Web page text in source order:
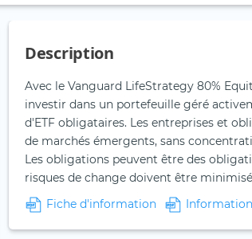
Description
Avec le Vanguard LifeStrategy 80%
investir dans un portefeuille géré
d'ETF obligataires. Les entreprises et
de marchés émergents, sans
Les obligations peuvent être des
risques de change doivent être
Fiche d'information